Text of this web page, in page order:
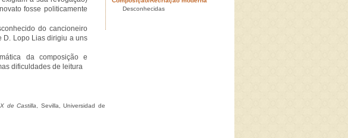
fosse politicamente
do cancioneiro
D. Lopo Lias dirigiu a uns
da composição e
dificuldades de leitura
de Castilla
, Sevilla, Universidad de
Desconhecidas